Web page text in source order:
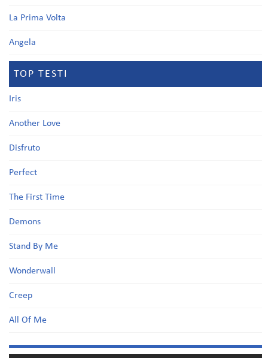
La Prima Volta
Angela
TOP TESTI
Iris
Another Love
Disfruto
Perfect
The First Time
Demons
Stand By Me
Wonderwall
Creep
All Of Me